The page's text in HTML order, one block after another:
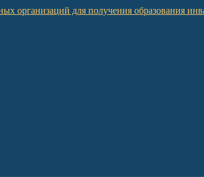
организаций для получения образования